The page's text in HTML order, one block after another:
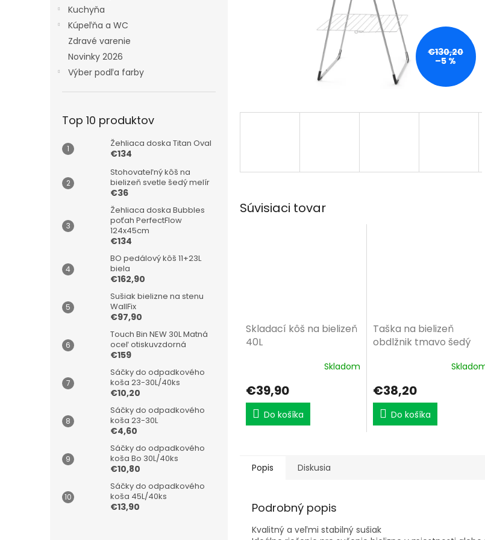
Kuchyňa
Kúpeľňa a WC
Zdravé varenie
Novinky 2026
Výber podľa farby
Top 10 produktov
Žehliaca doska Titan Oval
€134
Stohovateľný kôš na
bielizeň svetle šedý melír
€36
Žehliaca doska Bubbles
poťah PerfectFlow
124x45cm
€134
BO pedálový kôš 11+23L
biela
€162,90
Sušiak bielizne na stenu
WallFix
€97,90
Touch Bin NEW 30L Matná
oceľ otiskuvzdorná
€159
Sáčky do odpadkového
koša 23-30L/40ks
€10,20
Sáčky do odpadkového
koša 23-30L
€4,60
Sáčky do odpadkového
koša Bo 30L/40ks
€10,80
Sáčky do odpadkového
koša 45L/40ks
€13,90
€130,20
–5 %
Súvisiaci tovar
Skladací kôš na bielizeň
40L
Skladom
€39,90
Do košíka
Taška na bielizeň
obdlžnik tmavo šedý
€38,20
Do košíka
Popis Diskusia
Podrobný popis
Kvalitný a veľmi stabilný sušiak